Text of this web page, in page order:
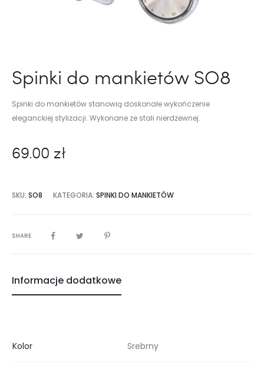
Spinki do mankietów SO8
Spinki do mankietów stanowią doskonałe wykończenie
eleganckiej stylizacji. Wykonane ze stali nierdzewnej.
69.00 zł
SKU: SO8 KATEGORIA: SPINKI DO MANKIETÓW
SHARE
Informacje dodatkowe
Kolor Srebrny